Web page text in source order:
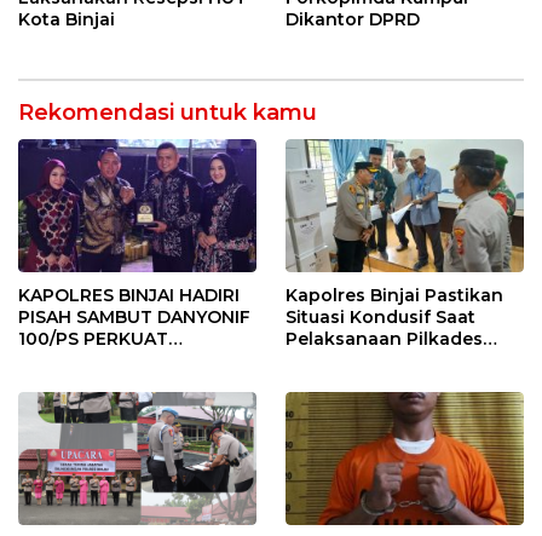
Kota Binjai
Dikantor DPRD
Rekomendasi untuk kamu
KAPOLRES BINJAI HADIRI
PISAH SAMBUT DANYONIF
100/PS PERKUAT
Kapolres Binjai Pastikan
Situasi Kondusif Saat
Pelaksanaan Pilkades